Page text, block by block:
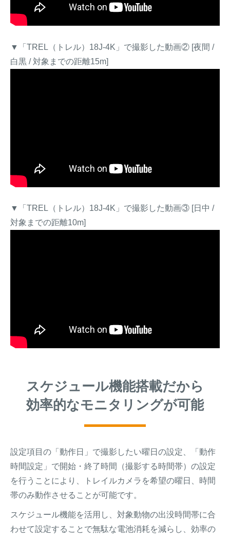
▼「TREL（トレル）18J-4K」で撮影した動画② [夜間 /
白黒 / 対象までの距離15m]
▼「TREL（トレル）18J-4K」で撮影した動画③ [日中 /
対象までの距離10m]
スケジュール機能搭載だから
効率的なモニタリングが可能
設定項目の「動作日」で撮影したい曜日の設定、「動作
時間設定」で開始・終了時間（撮影する時間帯）の設定
を行うことにより、トレイルカメラを希望の曜日、時間
帯のみ動作させることが可能です。
スケジュール機能を活用し、対象動物の出没時間帯に合
わせて設定することで無駄な電池消耗を減らし、効率の